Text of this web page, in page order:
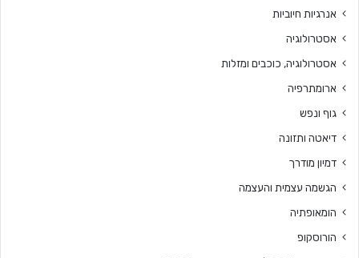
אנרגיות חיוביות
אסטרולוגיה
אסטרולוגיה, כוכבים ומזלות
ארומתרפיה
גוף ונפש
דיאטה ותזונה
דמיון מודרך
הגשמה עצמית והעצמה
הומאופתיה
הורוסקופ